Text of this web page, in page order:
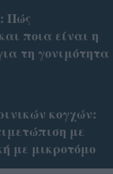
Πώς
ποια είναι η
τη γονιμότητα
κογχών:
με
με μικροτόμο